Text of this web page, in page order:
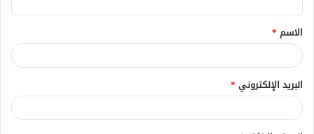
ق
*
الاسم *
البريد الإلكتروني *